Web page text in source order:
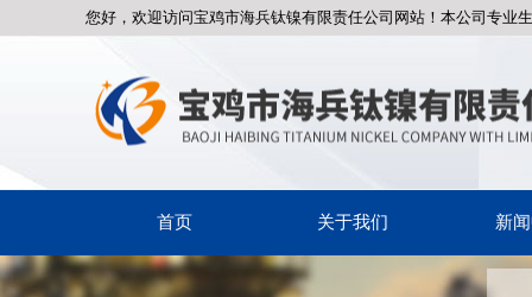
您好，欢迎访问宝鸡市海兵钛镍有限责任公司网站！本公司专业
首页 关于我们 新